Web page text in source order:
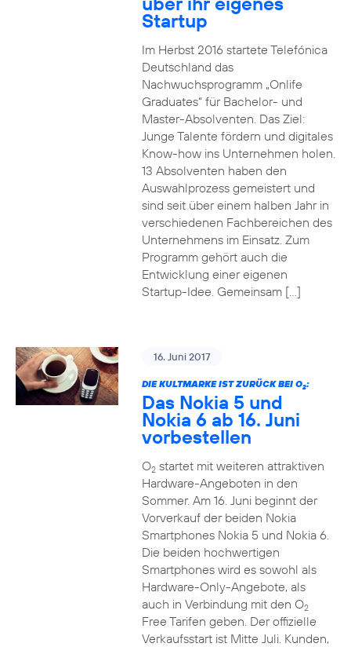
Startup
Im Herbst 2016 startete Telefónica
Deutschland das
Nachwuchsprogramm „Onlife
Graduates“ für Bachelor- und
Master-Absolventen. Das Ziel:
Junge Talente fördern und digitales
Know-how ins Unternehmen holen.
13 Absolventen haben den
Auswahlprozess gemeistert und
sind seit über einem halben Jahr in
verschiedenen Fachbereichen des
Unternehmens im Einsatz. Zum
Programm gehört auch die
Entwicklung einer eigenen
Startup-Idee. Gemeinsam […]
16. Juni 2017
DIE KULTMARKE IST ZURÜCK BEI O2:
Das Nokia 5 und
Nokia 6 ab 16. Juni
vorbestellen
O2startet mit weiteren attraktiven
Hardware-Angeboten in den
Sommer. Am 16. Juni beginnt der
Vorverkauf der beiden Nokia
Smartphones Nokia 5 und Nokia 6.
Die beiden hochwertigen
Smartphones wird es sowohl als
Hardware-Only-Angebote, als
auch in Verbindung mit den O2
Free Tarifen geben. Der offizielle
Verkaufsstart ist Mitte Juli. Kunden,